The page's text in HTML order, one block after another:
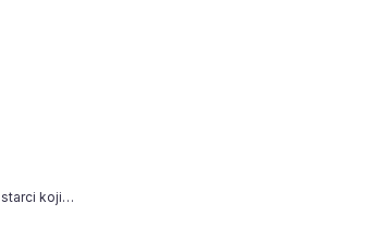
[VIDEO] Oni nisu zvijezde Instagrama, nego naši starci koji žive zaboravljeni od svih